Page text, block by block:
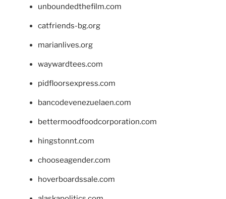
unboundedthefilm.com
catfriends-bg.org
marianlives.org
waywardtees.com
pidfloorsexpress.com
bancodevenezuelaen.com
bettermoodfoodcorporation.com
hingstonnt.com
chooseagender.com
hoverboardssale.com